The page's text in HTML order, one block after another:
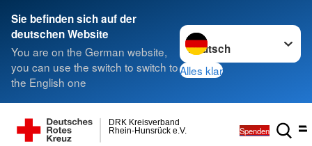
Sie befinden sich auf der
deutschen Website
You are on the German website,
you can use the switch to switch to
the English one
Sprache wechseln zu
Alles klar
Rhein-Hunsrück e.V.
DRK Kreisverband
Spenden